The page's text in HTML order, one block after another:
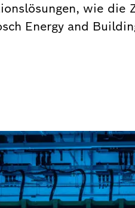
wie die
Energy and